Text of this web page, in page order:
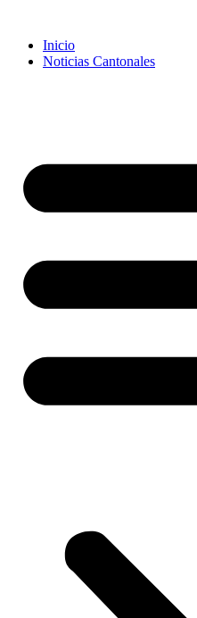
Inicio
Noticias Cantonales